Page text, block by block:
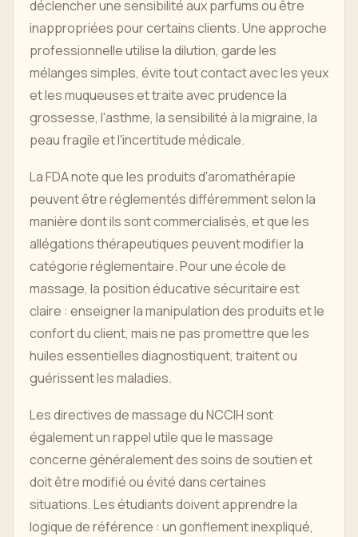
déclencher une sensibilité aux parfums ou être
inappropriées pour certains clients. Une approche
professionnelle utilise la dilution, garde les
mélanges simples, évite tout contact avec les yeux
et les muqueuses et traite avec prudence la
grossesse, l'asthme, la sensibilité à la migraine, la
peau fragile et l'incertitude médicale.
La FDA note que les produits d'aromathérapie
peuvent être réglementés différemment selon la
manière dont ils sont commercialisés, et que les
allégations thérapeutiques peuvent modifier la
catégorie réglementaire. Pour une école de
massage, la position éducative sécuritaire est
claire : enseigner la manipulation des produits et le
confort du client, mais ne pas promettre que les
huiles essentielles diagnostiquent, traitent ou
guérissent les maladies.
Les directives de massage du NCCIH sont
également un rappel utile que le massage
concerne généralement des soins de soutien et
doit être modifié ou évité dans certaines
situations. Les étudiants doivent apprendre la
logique de référence : un gonflement inexpliqué,